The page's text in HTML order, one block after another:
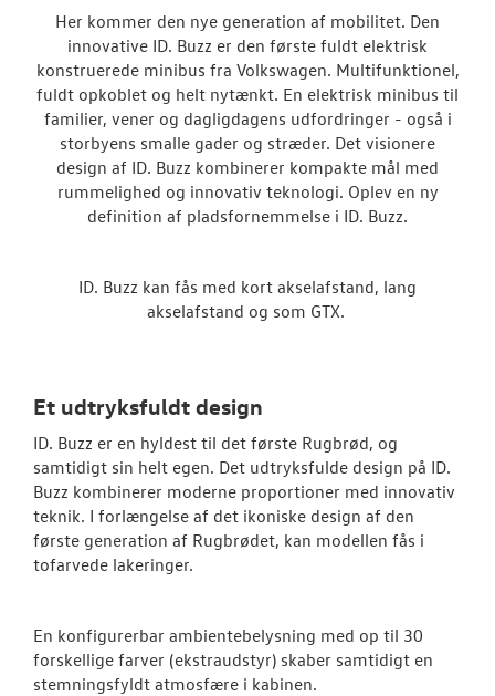
ID. Polo
Aktuelle
ID.3 Neo
ID.4
ID. Cross
ID. Buzz
ID.7 og ID.7
Den nye
Forsikring
Her kommer den nye generation af mobilitet. Den
innovative ID. Buzz er den første fuldt elektrisk
konstruerede minibus fra Volkswagen. Multifunktionel,
fuldt opkoblet og helt nytænkt. En elektrisk minibus til
familier, vener og dagligdagens udfordringer - også i
storbyens smalle gader og stræder. Det visionere
design af ID. Buzz kombinerer kompakte mål med
rummelighed og innovativ teknologi. Oplev en ny
definition af pladsfornemmelse i ID. Buzz.
ID. Buzz kan fås med kort akselafstand, lang
akselafstand og som GTX.
Et udtryksfuldt design
ID. Buzz er en hyldest til det første Rugbrød, og
samtidigt sin helt egen. Det udtryksfulde design på ID.
Buzz kombinerer moderne proportioner med innovativ
teknik. I forlængelse af det ikoniske design af den
første generation af Rugbrødet, kan modellen fås i
tofarvede lakeringer.
En konfigurerbar ambientebelysning med op til 30
forskellige farver (ekstraudstyr) skaber samtidigt en
stemningsfyldt atmosfære i kabinen.